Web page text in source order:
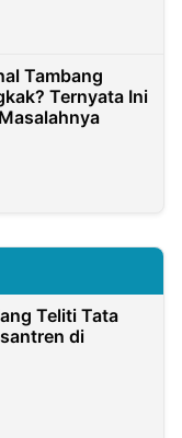
Tambang
Ternyata Ini
Teliti Tata
di